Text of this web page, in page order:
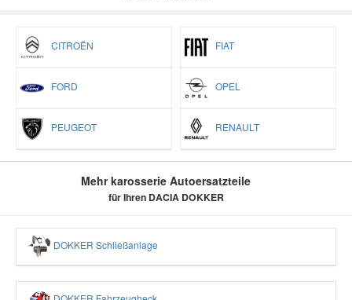
CITROËN FIAT
FORD OPEL
PEUGEOT RENAULT
Mehr karosserie Autoersatzteile
für Ihren DACIA DOKKER
DOKKER Schließanlage